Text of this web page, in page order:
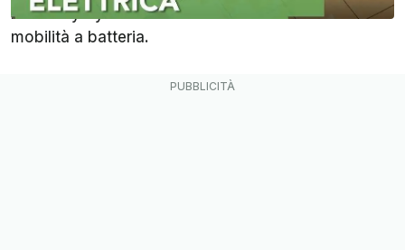
Academy by Motus-E si concentra sull’ABC della
mobilità a batteria.